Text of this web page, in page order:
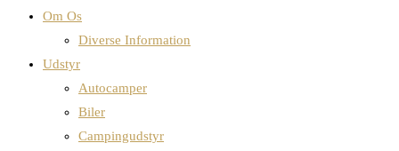
Om Os
Diverse Information
Udstyr
Autocamper
Biler
Campingudstyr